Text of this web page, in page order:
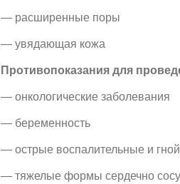
— расширенные поры
— увядающая кожа
Противопоказания для
— онкологические заболевания
— беременность
— острые воспалительные и
— тяжелые формы сердечно